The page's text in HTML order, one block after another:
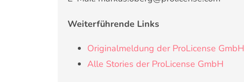
Weiterführende Links
Originalmeldung der ProLicense GmbH
Alle Stories der ProLicense GmbH